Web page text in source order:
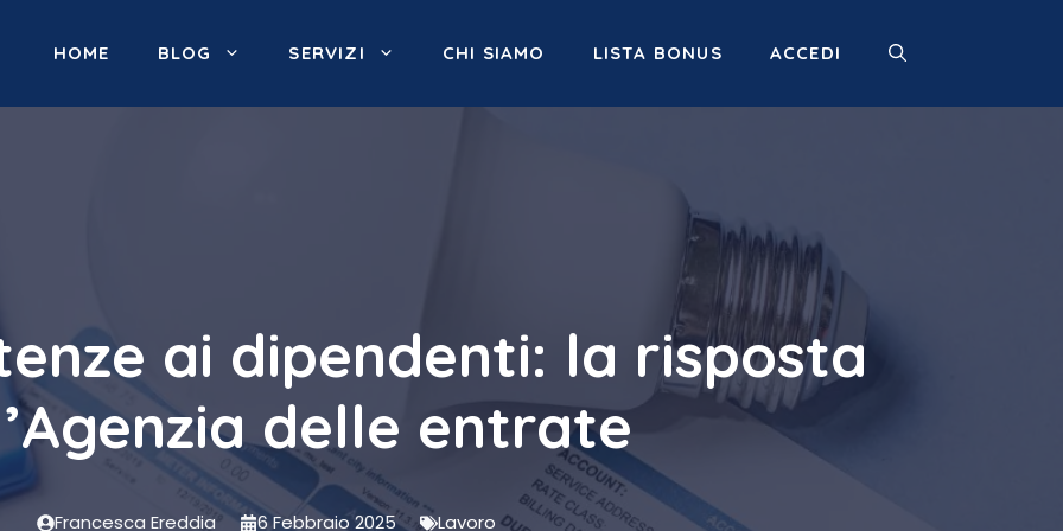
HOME BLOG SERVIZI CHI SIAMO LISTA BONUS ACCEDI
ai dipendenti: la risposta
delle entrate
Francesca Ereddia 6 Febbraio 2025 Lavoro